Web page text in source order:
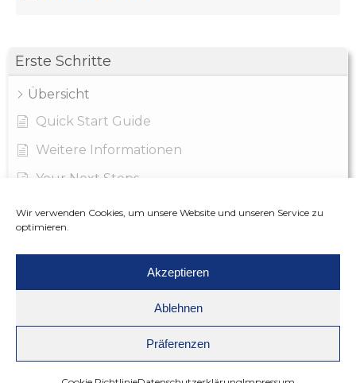
Wir verwenden Cookies, um unsere Website und unseren Service zu
optimieren.
Akzeptieren
Ablehnen
Präferenzen
Erste Schritte
Übersicht
Quick Start Guide
Weitere Informationen
Your Next Steps
FAQs